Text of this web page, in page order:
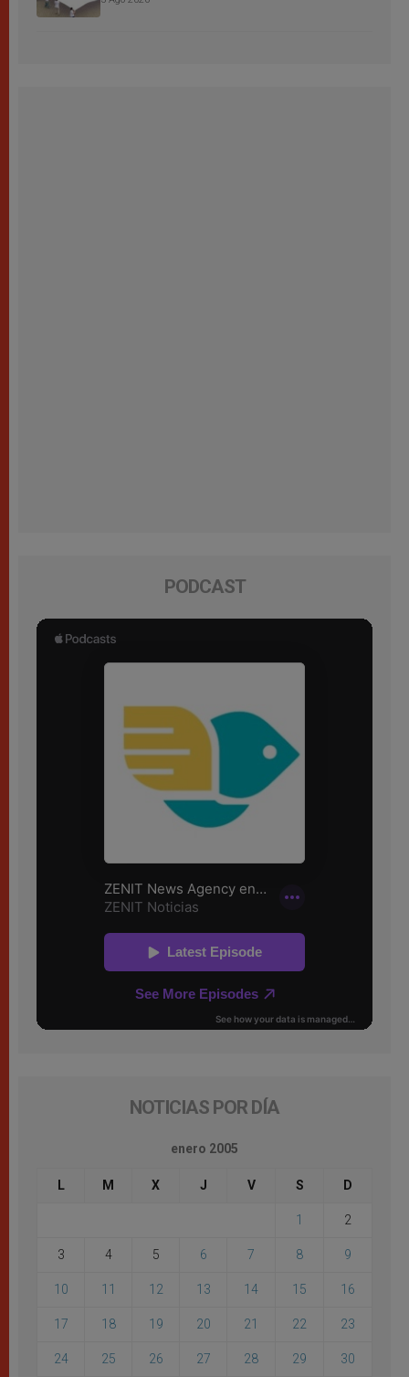
PODCAST
NOTICIAS POR DÍA
enero 2005
L M X J V S D
1 2
3 4 5 6 7 8 9
10 11 12 13 14 15 16
17 18 19 20 21 22 23
24 25 26 27 28 29 30